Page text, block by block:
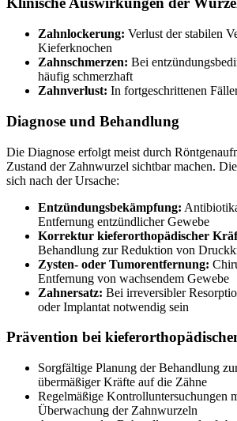
Zahnlockerung: Verlust der stabilen
Kieferknochen
Zahnschmerzen: Bei
häufig schmerzhaft
Zahnverlust: In fortgeschrittenen
Diagnose und Behandlung
Die Diagnose erfolgt meist durch
Zustand der Zahnwurzel sichtbar machen.
sich nach der Ursache:
Entzündungsbekämpfung:
Entfernung entzündlicher Gewebe
Korrektur kieferorthopädischer
Behandlung zur Reduktion von
Zysten- oder Tumorentfernung:
Entfernung von wachsendem Gewebe
Zahnersatz: Bei irreversibler
oder Implantat notwendig sein
Prävention bei
Sorgfältige Planung der Behandlung
übermäßiger Kräfte auf die Zähne
Regelmäßige Kontrolluntersuchungen
Überwachung der Zahnwurzeln